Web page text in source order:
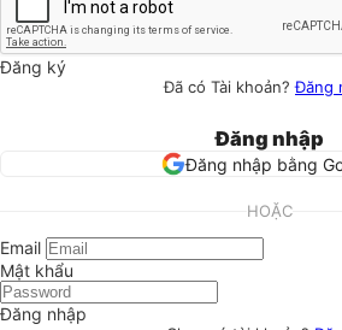
Đăng ký
Đã có Tài khoản?Đăng
Đăng nhập
Đăng nhập bằng
HOẶC
Email
Mật khẩu
Đăng nhập